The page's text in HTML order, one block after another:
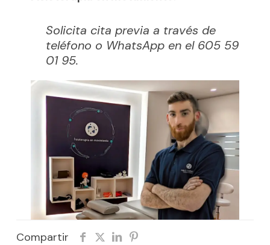
Solicita cita previa a través de
teléfono o WhatsApp en el 605 59
01 95.
Compartir